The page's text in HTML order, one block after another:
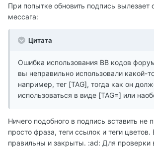
При попытке обновить подпись
мессага:
Цитата
Ошибка использования BB кодов
вы неправильно использовали какой-
например, тег [TAG], тогда как он
использоваться в виде [TAG=] или
Ничего подобного в подпись вставить не
просто фраза, теги ссылок и теги цветов.
правильны и закрыты. :ad: Для проверки